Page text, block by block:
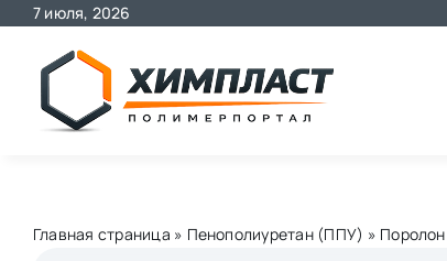
Skip
content
7 июля, 2026
Главная страница » Пенополиуретан (ППУ) »